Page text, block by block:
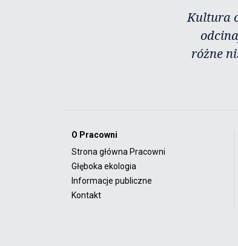
Kultura
różne
O Pracowni
Strona główna Pracowni
Głęboka ekologia
Informacje publiczne
Kontakt